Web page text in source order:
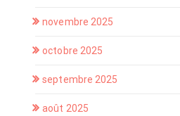
novembre 2025
octobre 2025
septembre 2025
août 2025